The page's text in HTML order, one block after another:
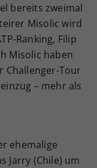
bereits zweimal
Misolic wird
Ranking, Filip
Misolic haben
Challenger-Tour
– mehr als
ehemalige
Jarry (Chile) um